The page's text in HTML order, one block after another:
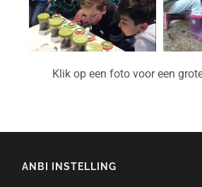
Klik op een foto voor een
ANBI INSTELLING